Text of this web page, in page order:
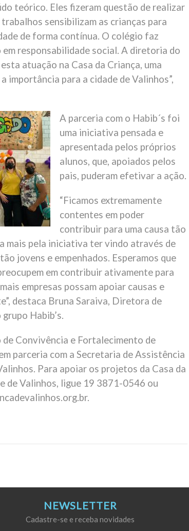
teórico. Eles fizeram questão de realizar
sensibilizam as crianças para
de forma contínua. O colégio faz
responsabilidade social. A diretoria do
atuação na Casa da Criança, uma
importância para a cidade de Valinhos”,
A parceria com o Habib´s foi
uma iniciativa pensada e
apresentada pelos próprios
alunos, que, apoiados pelos
pais, puderam efetivar a ação.
“Ficamos extremamente
contentes em poder
contribuir para uma causa tão
mais pela iniciativa ter vindo através de
jovens e empenhados. Esperamos que
em contribuir ativamente para
empresas possam apoiar causas e
destaca Bruna Saraiva, Diretora de
Habib’s.
Convivência e Fortalecimento de
parceria com a Secretaria de Assistência
Para apoiar os projetos da Casa da
de Valinhos, ligue 19 3871-0546 ou
NEWSLETTER
Cadastre-se e receba novidades